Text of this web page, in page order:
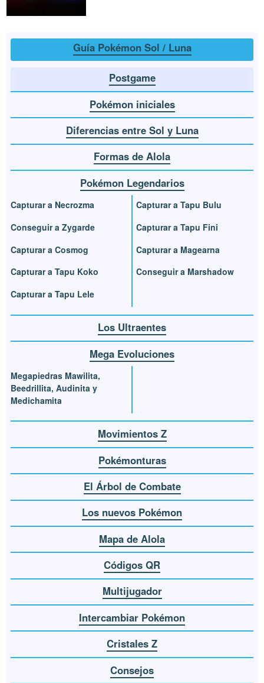
Guía Pokémon Sol / Luna
Postgame
Pokémon iniciales
Diferencias entre Sol y Luna
Formas de Alola
Pokémon Legendarios
Capturar a Necrozma
Conseguir a Zygarde
Capturar a Cosmog
Capturar a Tapu Koko
Capturar a Tapu Lele
Capturar a Tapu Bulu
Capturar a Tapu Fini
Capturar a Magearna
Conseguir a Marshadow
Los Ultraentes
Mega Evoluciones
Megapiedras Mawilita,
Beedrillita, Audinita y
Medichamita
Movimientos Z
Pokémonturas
El Árbol de Combate
Los nuevos Pokémon
Mapa de Alola
Códigos QR
Multijugador
Intercambiar Pokémon
Cristales Z
Consejos